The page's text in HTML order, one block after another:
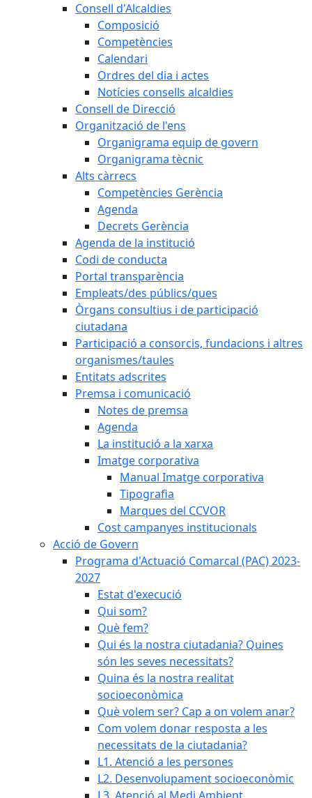
Consell d'Alcaldies
Composició
Competències
Calendari
Ordres del dia i actes
Notícies consells alcaldies
Consell de Direcció
Organització de l'ens
Organigrama equip de govern
Organigrama tècnic
Alts càrrecs
Competències Gerència
Agenda
Decrets Gerència
Agenda de la institució
Codi de conducta
Portal transparència
Empleats/des públics/ques
Òrgans consultius i de participació
ciutadana
Participació a consorcis, fundacions i altres
organismes/taules
Entitats adscrites
Premsa i comunicació
Notes de premsa
Agenda
La institució a la xarxa
Imatge corporativa
Manual Imatge corporativa
Tipografia
Marques del CCVOR
Cost campanyes institucionals
Acció de Govern
Programa d'Actuació Comarcal (PAC) 2023-
2027
Estat d'execució
Qui som?
Què fem?
Qui és la nostra ciutadania? Quines
són les seves necessitats?
Quina és la nostra realitat
socioeconòmica
Què volem ser? Cap a on volem anar?
Com volem donar resposta a les
necessitats de la ciutadania?
L1. Atenció a les persones
L2. Desenvolupament socioeconòmic